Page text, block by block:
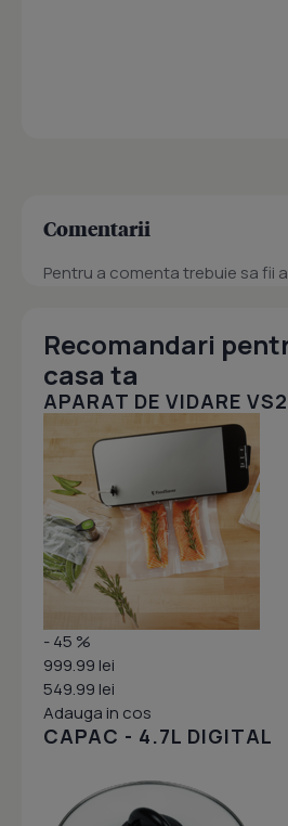
Comentarii
Pentru a comenta trebuie sa fii
Recomandari
casa ta
APARAT DE VIDARE
- 45 %
999.99 lei
549.99 lei
Adauga in cos
CAPAC - 4.7L DIGITAL